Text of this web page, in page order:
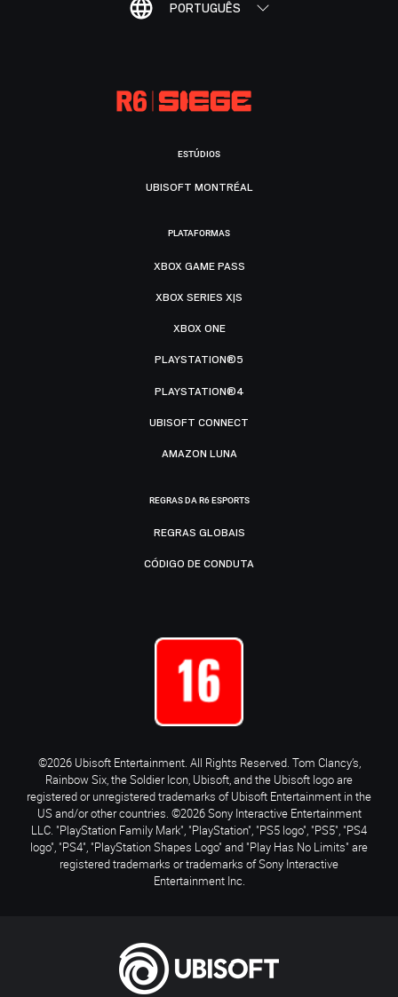
PORTUGUÊS
ESTÚDIOS
UBISOFT MONTRÉAL
PLATAFORMAS
XBOX GAME PASS
XBOX SERIES X|S
XBOX ONE
PLAYSTATION®5
PLAYSTATION®4
UBISOFT CONNECT
AMAZON LUNA
REGRAS DA R6 ESPORTS
REGRAS GLOBAIS
CÓDIGO DE CONDUTA
©2026 Ubisoft Entertainment. All Rights Reserved. Tom Clancy’s,
Rainbow Six, the Soldier Icon, Ubisoft, and the Ubisoft logo are
registered or unregistered trademarks of Ubisoft Entertainment in the
US and/or other countries. ©2026 Sony Interactive Entertainment
LLC. "PlayStation Family Mark", "PlayStation", "PS5 logo", "PS5", "PS4
logo", "PS4", "PlayStation Shapes Logo" and "Play Has No Limits" are
registered trademarks or trademarks of Sony Interactive
Entertainment Inc.